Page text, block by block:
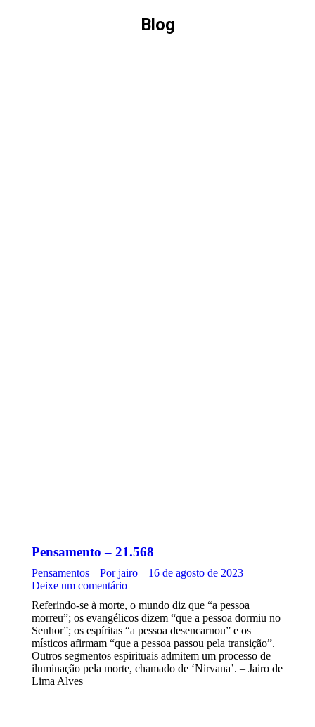
Blog
Pensamento – 21.568
Pensamentos Porjairo
16 de agosto de 2023
Deixe um comentário
Referindo-se à morte, o mundo diz que “a pessoa
morreu”; os evangélicos dizem “que a pessoa dormiu no
Senhor”; os espíritas “a pessoa desencarnou” e os
místicos afirmam “que a pessoa passou pela transição”.
Outros segmentos espirituais admitem um processo de
iluminação pela morte, chamado de ‘Nirvana’. – Jairo de
Lima Alves